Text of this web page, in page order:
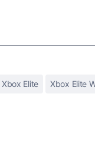
Xbox Elite Xbox Elite